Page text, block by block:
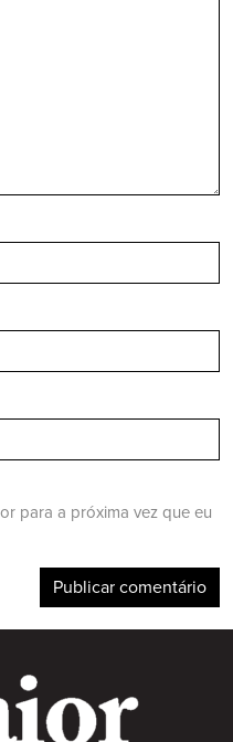
para a próxima vez que eu